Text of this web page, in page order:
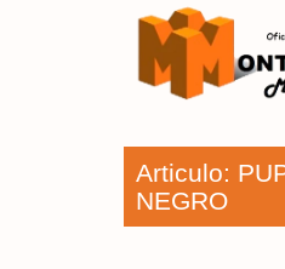
Articulo:
NEGRO